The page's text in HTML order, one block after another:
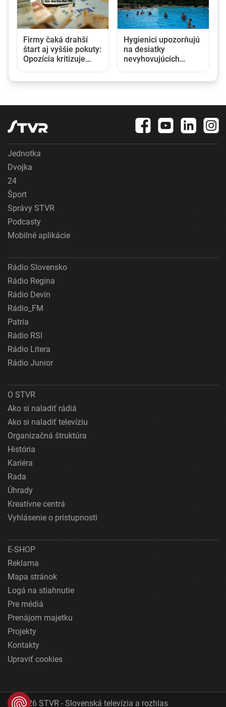
Firmy čaká drahší
štart aj vyššie pokuty:
Opozícia kritizuje
Hygienici upozorňujú
na desiatky
nevyhovujúcich
Jednotka
Dvojka
24
Šport
Správy STVR
Podcasty
Mobilné aplikácie
Rádio Slovensko
Rádio Regina
Rádio Devín
Rádio_FM
Patria
Rádio RSI
Rádio Litera
Rádio Junior
O STVR
Ako si naladiť rádiá
Ako si naladiť televíziu
Organizačná štruktúra
História
Kariéra
Rada
Úhrady
Kreatívne centrá
Vyhlásenie o prístupnosti
E-SHOP
Reklama
Mapa stránok
Logá na stiahnutie
Pre médiá
Prenájom majetku
Projekty
Kontakty
Upraviť cookies
© 2026 STVR - Slovenská televízia a rozhlas